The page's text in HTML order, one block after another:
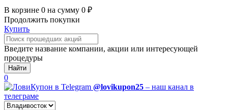
В корзине 0 на сумму 0 ₽
Продолжить покупки
Купить
Введите название компании, акции или интересующей
процедуры
Найти
0
@lovikupon25 – наш канал в
телеграме